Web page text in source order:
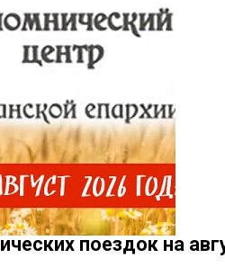
поездок на